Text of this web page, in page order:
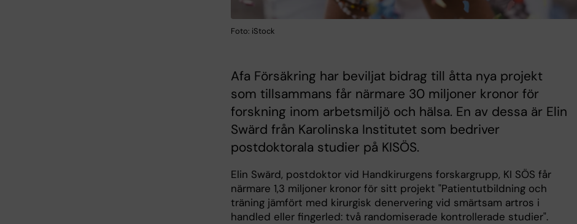
Foto: iStock
Afa Försäkring har beviljat bidrag till åtta nya projekt
som tillsammans får närmare 30 miljoner kronor för
forskning inom arbetsmiljö och hälsa. En av dessa är Elin
Swärd från Karolinska Institutet som bedriver
postdoktorala studier på KISÖS.
Elin Swärd, postdoktor vid Handkirurgens forskargrupp, KI SÖS får
närmare 1,3 miljoner kronor för sitt projekt "Patientutbildning och
träning jämfört med kirurgisk denervering vid smärtsam artros i
handled eller fingerled: två randomiserade kontrollerade studier".